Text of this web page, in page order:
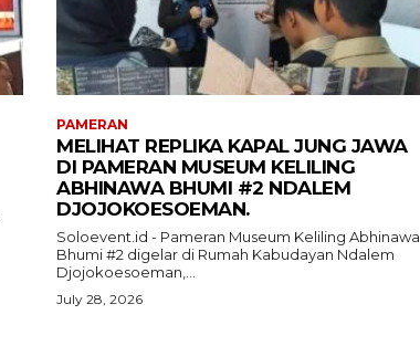
PAMERAN
MELIHAT REPLIKA KAPAL JUNG JAWA
DI PAMERAN MUSEUM KELILING
ABHINAWA BHUMI #2 NDALEM
DJOJOKOESOEMAN.
Soloevent.id - Pameran Museum Keliling Abhinawa
Bhumi #2 digelar di Rumah Kabudayan Ndalem
Djojokoesoeman,...
July 28, 2026